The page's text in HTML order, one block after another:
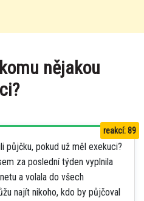
nějakou
půjčku, pokud už měl exekuci?
za poslední týden vyplnila
a volala do všech
najít nikoho, kdo by půjčoval
reakcí: 89